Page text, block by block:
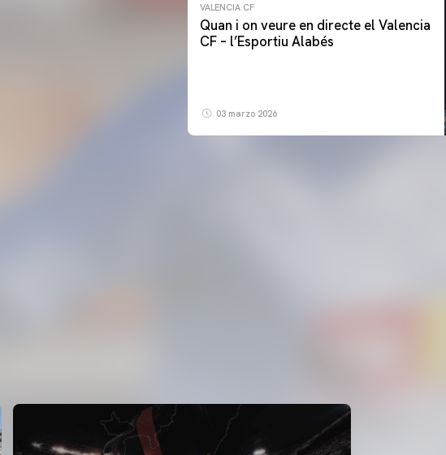
VALENCIA CF
Quan i on veure en directe el Valencia
CF – l’Esportiu Alabés
03 marzo 2026